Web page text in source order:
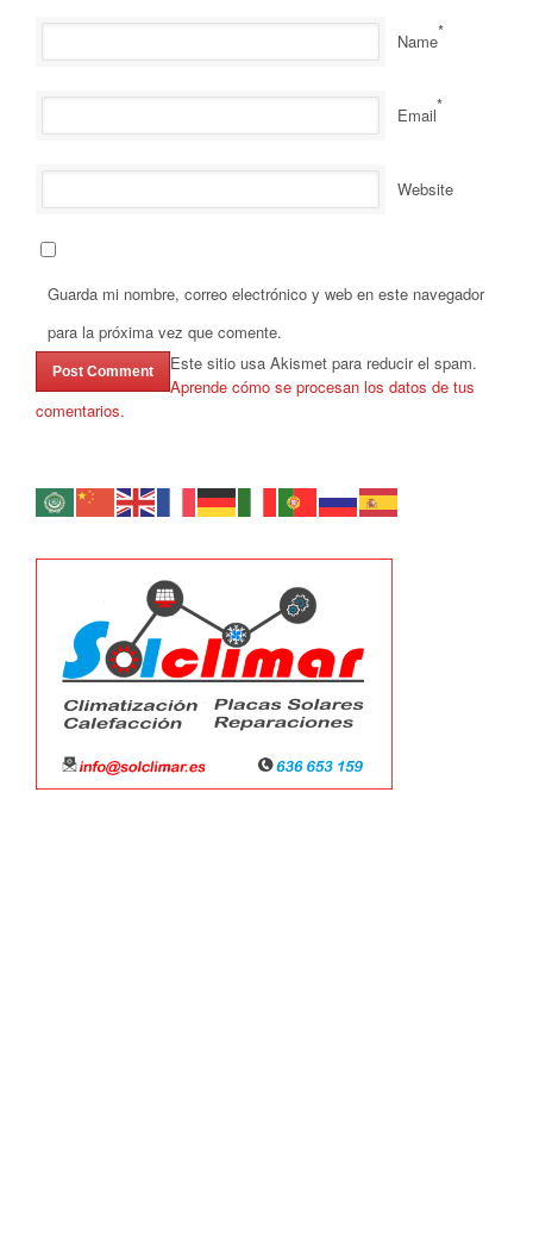
Name*
Email*
Website
Guarda mi nombre, correo electrónico y web en este navegador
para la próxima vez que comente.
Este sitio usa Akismet para reducir el spam.
Aprende cómo se procesan los datos de tus
comentarios.